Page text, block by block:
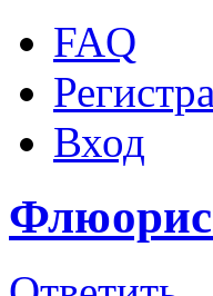
FAQ
Вход